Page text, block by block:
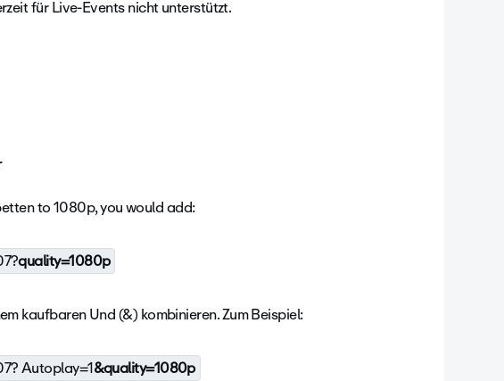
für Live-Events nicht unterstützt.
to 1080p, you would add:
quality=1080p
kaufbaren Und (&) kombinieren. Zum Beispiel:
Autoplay=1&quality=1080p